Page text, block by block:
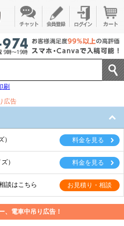
刷
広告
）
談はこちら
、電車中吊り広告！